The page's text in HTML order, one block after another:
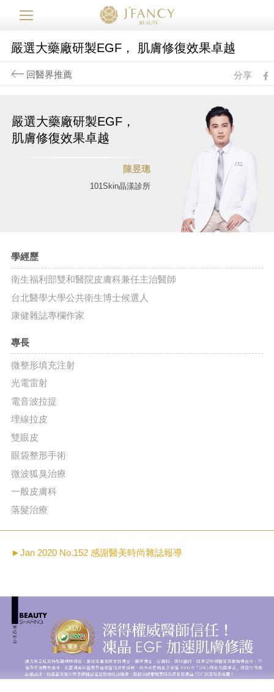
嚴選大藥廠研製EGF， 肌膚修復效果卓越
回醫界推薦 分享 fb
嚴選大藥廠研製EGF，
肌膚修復效果卓越
陳昱璁
101Skin晶漾診所
學經歷
衛生福利部雙和醫院皮膚科兼任主治醫師
台北醫學大學公共衛生博士候選人
康健雜誌專欄作家
專長
微整形填充注射
光電雷射
電音波拉提
埋線拉皮
雙眼皮
眼袋整形手術
微波狐臭治療
一般皮膚科
落髮治療
►Jan 2020 No.152 感謝醫美時尚雜誌報導